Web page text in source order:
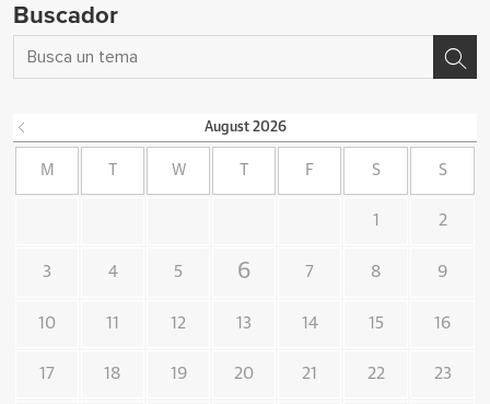
Buscador
August 2026
M W F S S
1 2
3 4 5 6 7 8 9
10 11 12 13 14 15 16
17 18 19 20 21 22 23